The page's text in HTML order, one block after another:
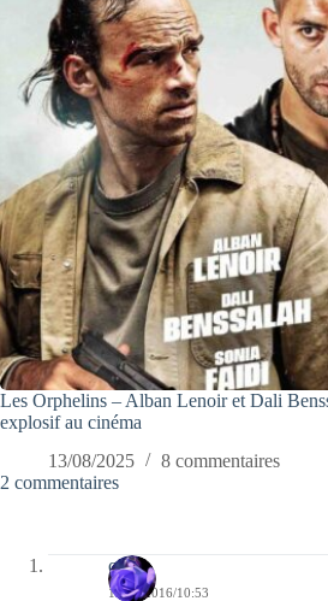
Les Orphelins – Alban Lenoir et Dali
explosif au cinéma
13/08/2025
8 commentaires
2 commentaires
covix
16/11/2016/10:53